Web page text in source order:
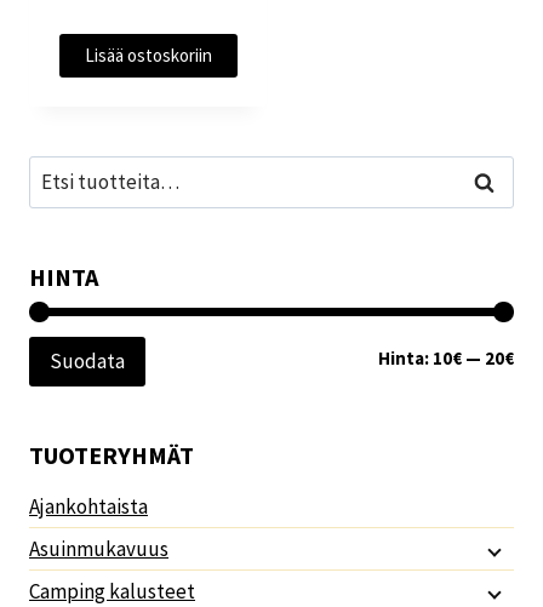
Lisää ostoskoriin
Etsi: Haku
HINTA
Suodata Hinta: 10€ — 20€
TUOTERYHMÄT
Ajankohtaista
Asuinmukavuus
Camping kalusteet